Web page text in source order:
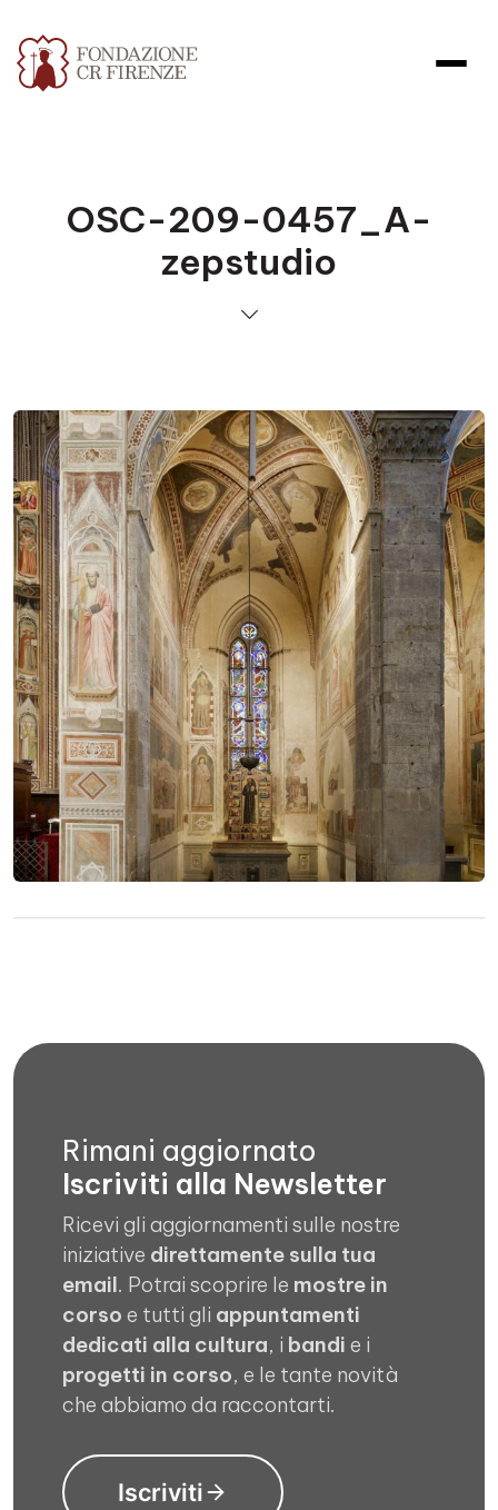
OSC-209-0457_A-
zepstudio
Rimani aggiornato
Iscriviti alla Newsletter
Ricevi gli aggiornamenti sulle nostre
iniziative direttamente sulla tua
email. Potrai scoprire le mostre in
corso e tutti gli appuntamenti
dedicati alla cultura, i bandi e i
progetti in corso, e le tante novità
che abbiamo da raccontarti.
Iscriviti